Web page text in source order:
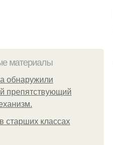
материалы
обнаружили
препятствующий
старших классах